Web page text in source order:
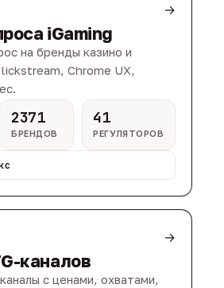
→
iGaming
на бренды казино и
Chrome UX,
2371
БРЕНДОВ
41
РЕГУЛЯТОРОВ
→
каналов
с ценами, охватами,